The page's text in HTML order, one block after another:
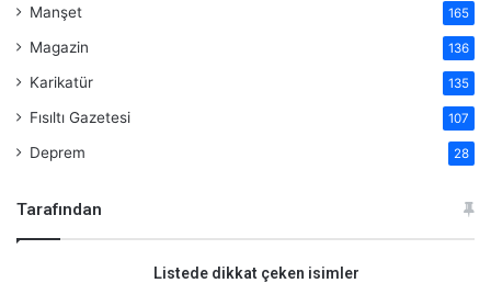
Manşet 165
Magazin 136
Karikatür 135
Fısıltı Gazetesi 107
Deprem 28
Tarafından
Listede dikkat çeken isimler